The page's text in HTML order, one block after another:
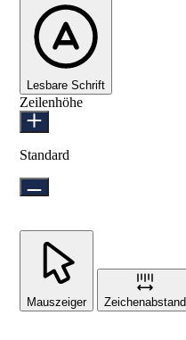
Lesbare Schrift
Zeilenhöhe
Standard
Mauszeiger Zeichenabstand